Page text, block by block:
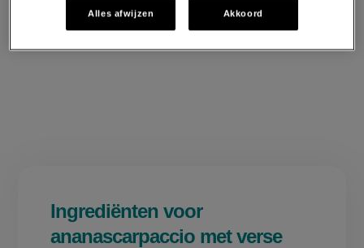
Ingrediënten voor
ananascarpaccio met verse
Alles afwijzen Akkoord